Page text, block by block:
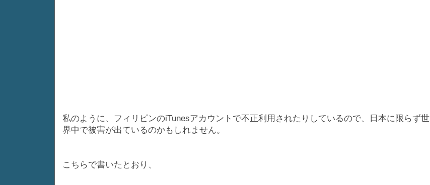
私のように、フィリピンのiTunesアカウントで不正利用されたりしているので、日本に限らず世
界中で被害が出ているのかもしれません。
こちらで書いたとおり、